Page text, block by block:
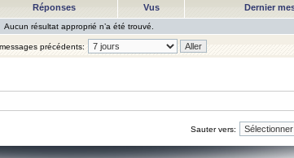
Réponses Vus Dernier
Aucun résultat approprié n’a été trouvé.
précédents:
Sauter vers: